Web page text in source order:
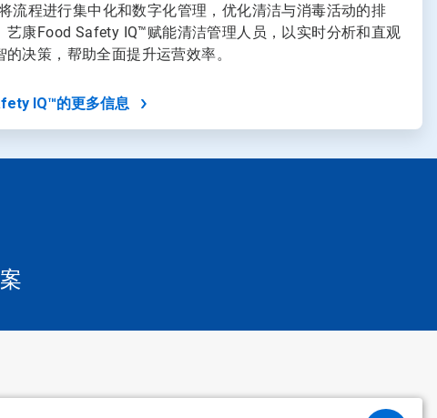
流程进行集中化和数字化管理，优化清洁与消毒活动的排
艺康Food Safety IQ™赋能清洁管理人员，以实时分析和直观
决策，帮助全面提升运营效率。
IQ™的更多信息